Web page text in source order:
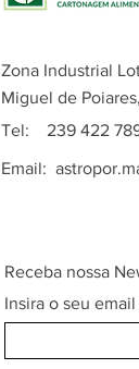
Zona Industrial
Miguel de
Tel: 239 422
Email:
Receba nossa
Insira o seu